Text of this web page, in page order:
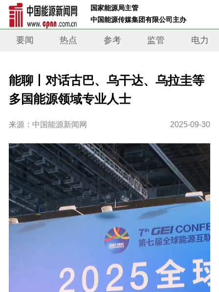
国家能源局主管
中国能源传媒集团有限公司主办
要闻 热点 参考 监管 电力
能聊丨对话古巴、乌干达、乌拉圭等
多国能源领域专业人士
来源：中国能源新闻网 2025-09-30